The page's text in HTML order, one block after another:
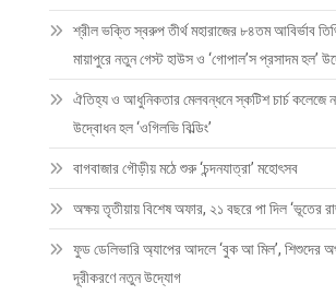
শ্রীল ভক্তি স্বরুপ তীর্থ মহারাজের ৮৪তম আবির্ভাব
মায়াপুরে নতুন গেস্ট হাউস ও ‘গোপাল’স প্রসাদম হল’
ঐতিহ্য ও আধুনিকতার মেলবন্ধনে স্কটিশ চার্চ কলেজে
উদ্বোধন হল ‘ওগিলভি বিল্ডিং’
বাগবাজার গৌড়ীয় মঠে শুরু ‘চন্দনযাত্রা’ মহোৎসব
অক্ষয় তৃতীয়ায় বিশেষ অফার, ২১ বছরে পা দিল ‘ভূতের
ফুড ডেলিভারি অ্যাপের আদলে ‘বুক আ মিল’, শিশুদের
দূরীকরণে নতুন উদ্যোগ